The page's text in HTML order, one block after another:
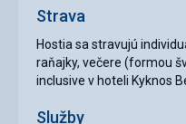
Strava
Hostia sa stravujú
raňajky, večere (formou
inclusive v hoteli Kyknos
Služby